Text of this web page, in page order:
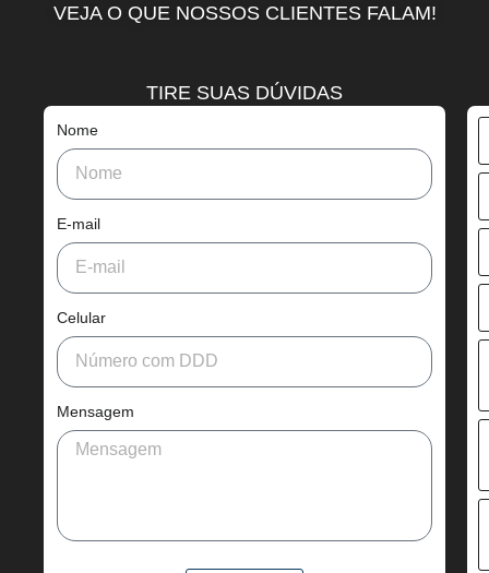
VEJA O QUE NOSSOS CLIENTES FALAM!
TIRE SUAS DÚVIDAS
Nome
E-mail
Celular
Mensagem